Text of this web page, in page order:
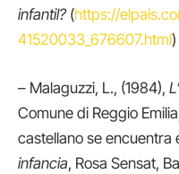
infantil? (https://
41520033_676607.html)
– Malaguzzi, L., (1984),
Comune di Reggio
castellano se encuentra
infancia, Rosa Sensat,